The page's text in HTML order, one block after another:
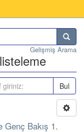
Gelişmiş Arama
Bul
Genç Bakış 1.